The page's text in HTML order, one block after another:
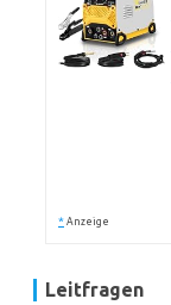
* Anzeige
Leitfragen